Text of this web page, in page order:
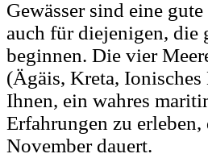
Gewässer sind eine
auch für diejenigen, die
beginnen. Die vier
(Ägäis, Kreta,
Ihnen, ein wahres
Erfahrungen zu
November dauert.